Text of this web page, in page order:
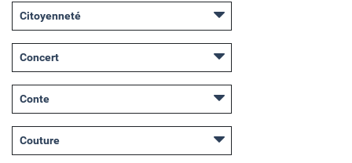
Citoyenneté
Concert
Conte
Couture